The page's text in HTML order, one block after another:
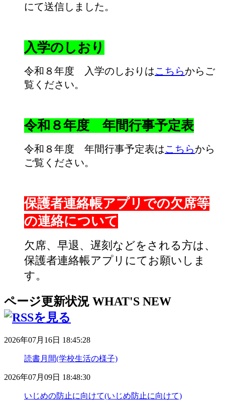
にて送信しました。
入学のしおり
令和８年度 入学のしおりはこちらからご
覧ください。
令和８年度 年間行事予定表
令和８年度 年間行事予定表はこちらから
ご覧ください。
保護者連絡帳アプリでの欠席等
の連絡について
欠席、早退、遅刻などをされる方は、
保護者連絡帳アプリにてお願いしま
す。
ページ更新状況 WHAT'S NEW
2026年07月16日 18:45:28
読書月間(学校生活の様子)
2026年07月09日 18:48:30
いじめの防止に向けて(いじめ防止に向けて)